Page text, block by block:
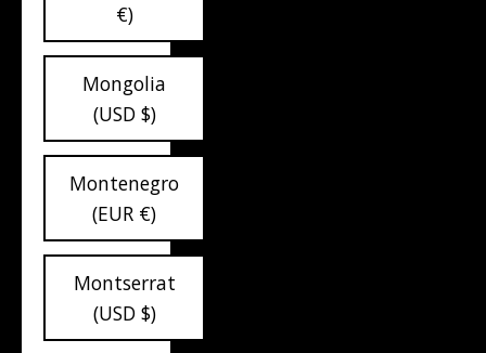
€)
Mongolia
(USD $)
Montenegro
(EUR €)
Montserrat
(USD $)